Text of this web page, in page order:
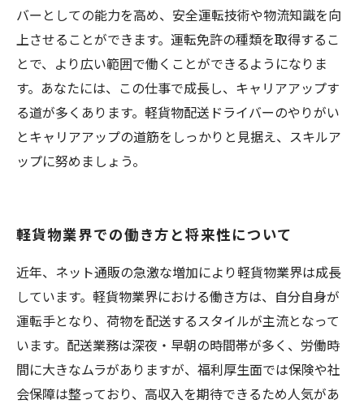
バーとしての能力を高め、安全運転技術や物流知識を向
上させることができます。運転免許の種類を取得するこ
とで、より広い範囲で働くことができるようになりま
す。あなたには、この仕事で成長し、キャリアアップす
る道が多くあります。軽貨物配送ドライバーのやりがい
とキャリアアップの道筋をしっかりと見据え、スキルア
ップに努めましょう。
軽貨物業界での働き方と将来性について
近年、ネット通販の急激な増加により軽貨物業界は成長
しています。軽貨物業界における働き方は、自分自身が
運転手となり、荷物を配送するスタイルが主流となって
います。配送業務は深夜・早朝の時間帯が多く、労働時
間に大きなムラがありますが、福利厚生面では保険や社
会保障は整っており、高収入を期待できるため人気があ